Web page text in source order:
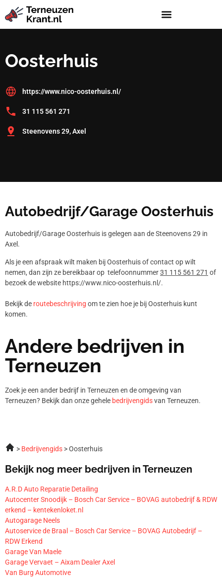
Oosterhuis
https://www.nico-oosterhuis.nl/
31 115 561 271
Steenovens 29, Axel
Autobedrijf/Garage Oosterhuis
Autobedrijf/Garage Oosterhuis is gelegen aan de Steenovens 29 in
Axel.
Als je een afspraak wilt maken bij Oosterhuis of contact op wilt
nemen, dan zijn ze bereikbaar op telefoonnummer31 115 561 271 of
bezoek de website https://www.nico-oosterhuis.nl/.
Bekijk de routebeschrijving om te zien hoe je bij Oosterhuis kunt
komen.
Andere bedrijven in
Terneuzen
Zoek je een ander bedrijf in Terneuzen en de omgeving van
Terneuzen? Bekijk dan onze gehele bedrijvengidsvan Terneuzen.
Bedrijvengids Oosterhuis
Bekijk nog meer bedrijven in Terneuzen
A.R.D Auto Reparatie Detailing
Autocenter Snoodijk – Bosch Car Service – BOVAG autobedrijf & RDW
erkend – kentekenloket.nl
Autogarage Neels
Autoservice de Braal – Bosch Car Service – BOVAG Autobedrijf –
RDW Erkend
Garage Van Maele
Garage Vervaet – Aixam Dealer Axel
Van Burg Automotive